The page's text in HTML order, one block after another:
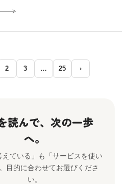
2 3 … 25 ›
読んで、次の一歩
へ。
えている」も「サービスを使い
目的に合わせてお選びくださ
い。